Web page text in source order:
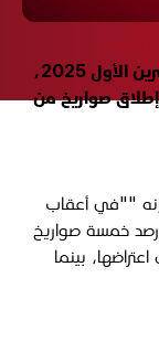
أعلنت وسائل إعلام إسرائيلية، الأربعاء 1 تشرين الأول 2025،
صواريخ من
إنه ""في أعقاب
خمسة صواريخ
بينما